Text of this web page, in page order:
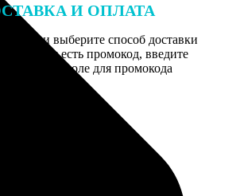
И ОПЛАТА
адрес и выберите способ доставки
Если у вас есть промокод, введите
поле для промокода